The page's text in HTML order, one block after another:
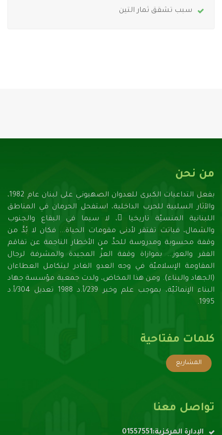
سبب تشقق ثمار التين
من نحن
بفعل التداعيات الكبرى للعدوان الصهيونـي على لبنان عام 1982،
والآثار السلبية للحرب الداخلية، استفحل الحرمان في المناطق
اللبنانية المنسيّة تاريخيا ً، لا سيما في البقاع والجنوب
والشمال، فباتت تفتقر لأدنـى مقومات الحياة... فكان لا بُدَّ من
وقفة محسوبة ومدروسة للحدِّ من الأخطار الناجمة عن تفاقم
الفقر والعوز... بموازاة وقفة العزِّ المجيدة والمشرفة لرجال
المقاومة الإسلاميّة في وجه العدو الغادر ليتكامل العطاءان
(الجهاد والبناء). ومن هذا المخاض، ولدت جمعية مؤسسة جهاد
البناء الإنمائيّة، بموجب علم وخبر 239/أ.د 1988 تعديل 304/أ.د
1995.
كلمات مفتاحية
المشاريع
تواصل معنا
الإدارة المركزية:01557551